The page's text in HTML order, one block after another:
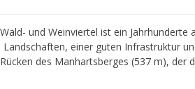
und Weinviertel ist ein Jahrhunderte
einer guten Infrastruktur
des Manhartsberges (537 m), der